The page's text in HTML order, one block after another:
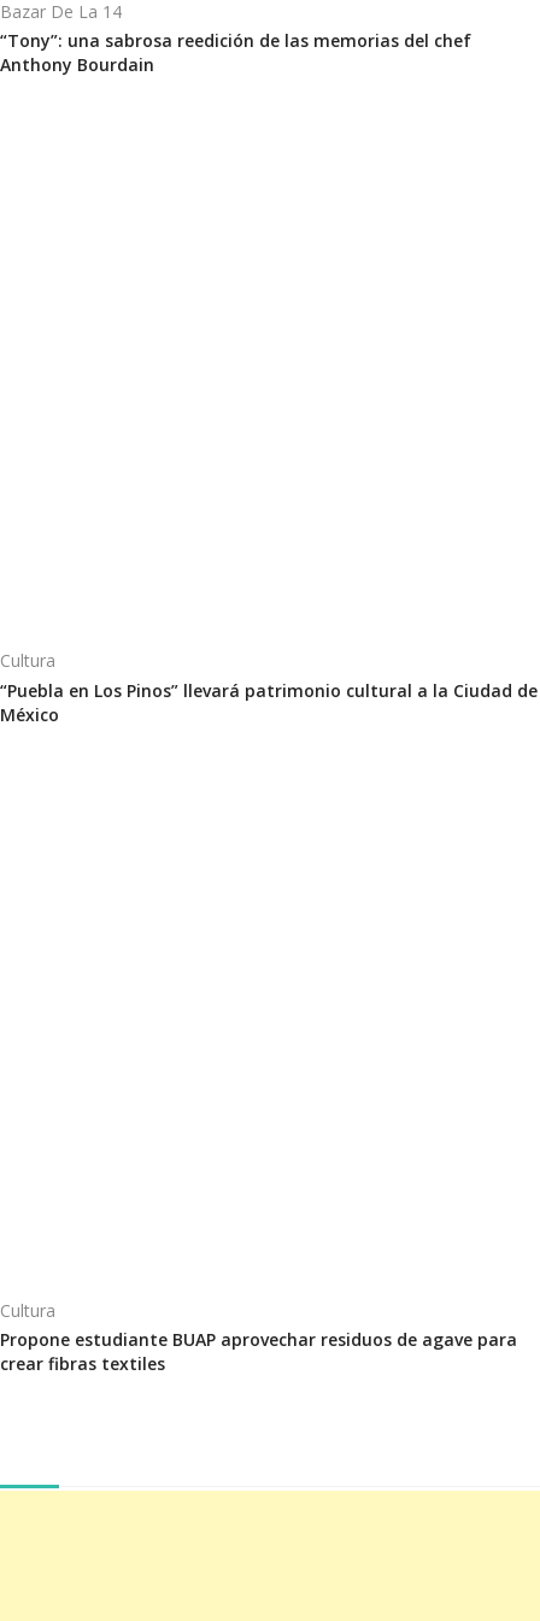
Bazar De La 14
“Tony”: una sabrosa reedición de las memorias del chef
Anthony Bourdain
Cultura
“Puebla en Los Pinos” llevará patrimonio cultural a la Ciudad de
México
Cultura
Propone estudiante BUAP aprovechar residuos de agave para
crear fibras textiles